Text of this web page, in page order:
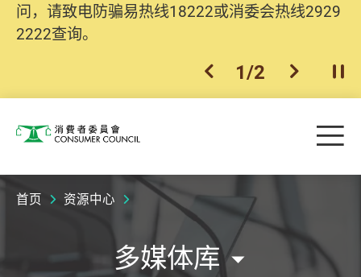
问，请致电防骗易热线18222或消委会热线2929
2222查询。
询及建议。所有提交纪录将清晰整合于帐户中，
方便日后作出跟进。
上一个
2/2 下一个开
消费者委员会 目
首页 资源中心
多媒体库